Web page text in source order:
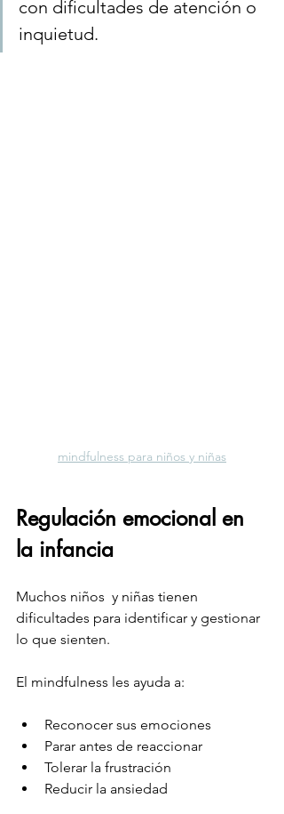
con dificultades de atención o
inquietud.
mindfulness para niños y niñas
Regulación emocional en
la infancia
Muchos niños  y niñas tienen
dificultades para identificar y gestionar
lo que sienten.
El mindfulness les ayuda a:
Reconocer sus emociones
Parar antes de reaccionar
Tolerar la frustración
Reducir la ansiedad